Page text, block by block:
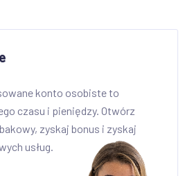
konto osobiste to
czasu i pieniędzy. Otwórz
zyskaj bonus i zyskaj
usług.